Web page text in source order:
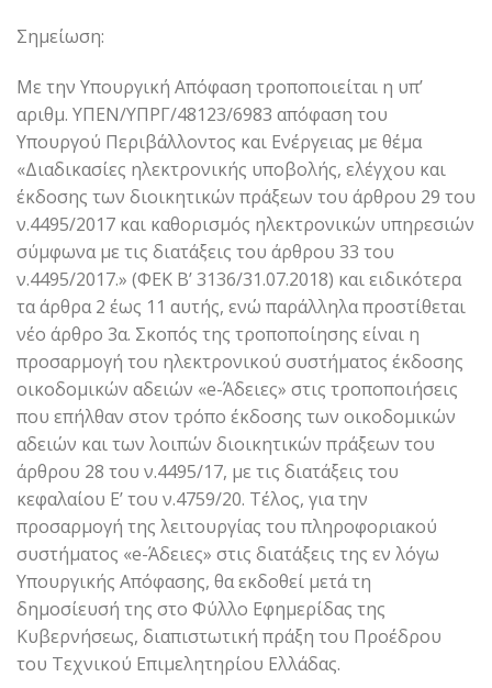
Σημείωση:
Με την Υπουργική Απόφαση τροποποιείται η υπ’
αριθμ. ΥΠΕΝ/ΥΠΡΓ/48123/6983 απόφαση του
Υπουργού Περιβάλλοντος και Ενέργειας με θέμα
«Διαδικασίες ηλεκτρονικής υποβολής, ελέγχου και
έκδοσης των διοικητικών πράξεων του άρθρου 29 του
ν.4495/2017 και καθορισμός ηλεκτρονικών υπηρεσιών
σύμφωνα με τις διατάξεις του άρθρου 33 του
ν.4495/2017.» (ΦΕΚ Β’ 3136/31.07.2018) και ειδικότερα
τα άρθρα 2 έως 11 αυτής, ενώ παράλληλα προστίθεται
νέο άρθρο 3α. Σκοπός της τροποποίησης είναι η
προσαρμογή του ηλεκτρονικού συστήματος έκδοσης
οικοδομικών αδειών «e-Άδειες» στις τροποποιήσεις
που επήλθαν στον τρόπο έκδοσης των οικοδομικών
αδειών και των λοιπών διοικητικών πράξεων του
άρθρου 28 του ν.4495/17, με τις διατάξεις του
κεφαλαίου Ε’ του ν.4759/20. Τέλος, για την
προσαρμογή της λειτουργίας του πληροφοριακού
συστήματος «e-Άδειες» στις διατάξεις της εν λόγω
Υπουργικής Απόφασης, θα εκδοθεί μετά τη
δημοσίευσή της στο Φύλλο Εφημερίδας της
Κυβερνήσεως, διαπιστωτική πράξη του Προέδρου
του Τεχνικού Επιμελητηρίου Ελλάδας.